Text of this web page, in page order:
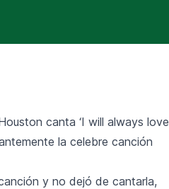
canta ‘I will always love
la celebre canción
y no dejó de cantarla,